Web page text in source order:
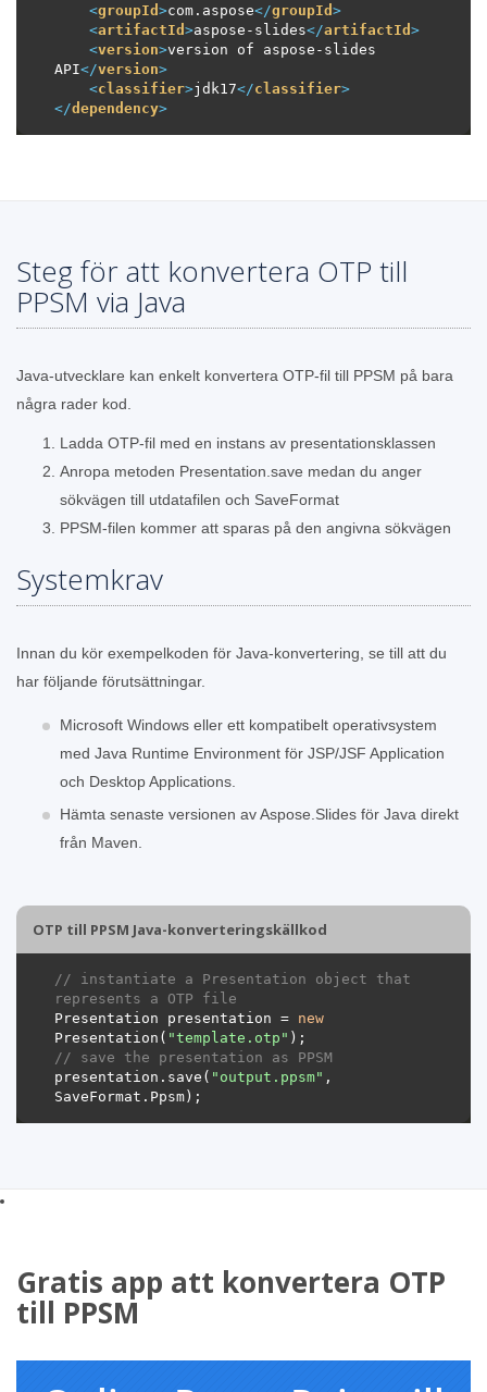
<groupId >com.aspose</groupId >
<artifactId >aspose-slides</artifactId >
<version>version of aspose-slides
API</version>
<classifier>jdk17</classifier>
</dependency>
Steg för att konvertera OTP till
PPSM via Java
Java-utvecklare kan enkelt konvertera OTP-fil till PPSM på bara
några rader kod.
Ladda OTP-fil med en instans av presentationsklassen
Anropa metoden Presentation.save medan du anger
sökvägen till utdatafilen och SaveFormat
PPSM-filen kommer att sparas på den angivna sökvägen
Systemkrav
Innan du kör exempelkoden för Java-konvertering, se till att du
har följande förutsättningar.
Microsoft Windows eller ett kompatibelt operativsystem
med Java Runtime Environment för JSP/JSF Application
och Desktop Applications.
Hämta senaste versionen av Aspose.Slides för Java direkt
från Maven.
OTP till PPSM Java-konverteringskällkod
// instantiate a Presentation object that
represents a OTP file
Presentation presentation = new
Presentation( "template.otp"
// save the presentation as PPSM
presentation.save( "output.ppsm" ,
Gratis app att konvertera OTP
till PPSM